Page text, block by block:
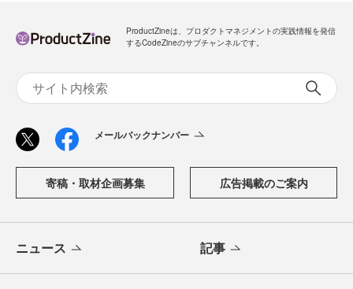
ProductZineは、プロダクトマネジメントの実践情報を発信
するCodeZineのサブチャンネルです。
メールバックナンバー
寄稿・取材企画募集 広告掲載のご案内
ニュース 記事